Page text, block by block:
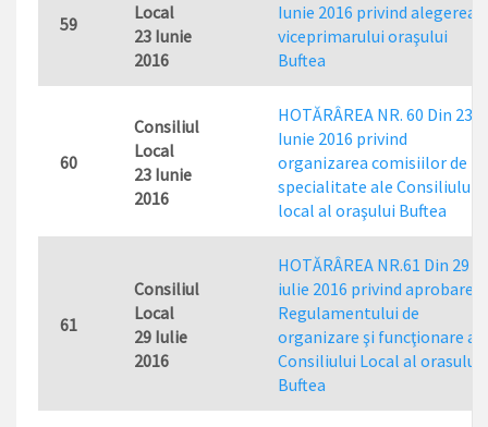
59
Local
23 Iunie
2016
Iunie 2016 privind alegerea
viceprimarului oraşului
Buftea
60
Consiliul
Local
23 Iunie
2016
HOTĂRÂREA NR. 60 Din 23
Iunie 2016 privind
organizarea comisiilor de
specialitate ale Consiliului
local al oraşului Buftea
61
Consiliul
Local
29 Iulie
2016
HOTĂRÂREA NR.61 Din 29
iulie 2016 privind aprobarea
Regulamentului de
organizare şi funcţionare al
Consiliului Local al orasului
Buftea